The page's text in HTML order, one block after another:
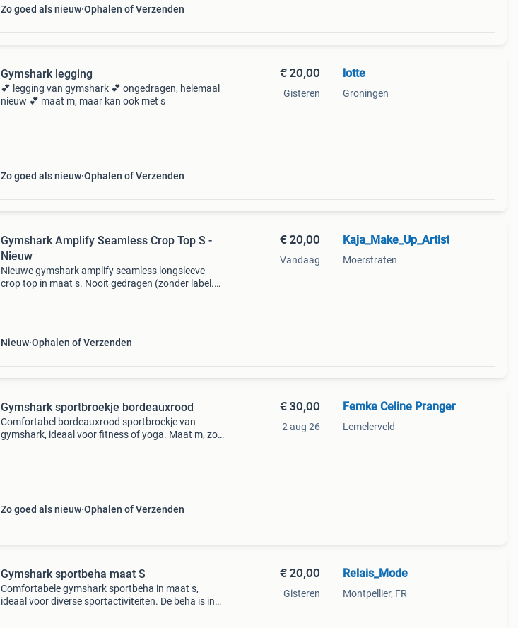
Zo goed als nieuw Ophalen of Verzenden
Gymshark legging
💕 legging van gymshark 💕 ongedragen, helemaal
nieuw 💕 maat m, maar kan ook met s
Zo goed als nieuw Ophalen of Verzenden
€ 20,00
Gisteren
lotte
Groningen
Gymshark Amplify Seamless Crop Top S -
Nieuw
Nieuwe gymshark amplify seamless longsleeve
crop top in maat s. Nooit gedragen (zonder label.
Nieuw Ophalen of Verzenden
€ 20,00
Vandaag
Kaja_Make_Up_Artist
Moerstraten
Gymshark sportbroekje bordeauxrood
Comfortabel bordeauxrood sportbroekje van
gymshark, ideaal voor fitness of yoga. Maat m, zo
Zo goed als nieuw Ophalen of Verzenden
€ 30,00
2 aug 26
Femke Celine Pranger
Lemelerveld
Gymshark sportbeha maat S
Comfortabele gymshark sportbeha in maat s,
ideaal voor diverse sportactiviteiten. De beha is in
€ 20,00
Gisteren
Relais_Mode
Montpellier, FR